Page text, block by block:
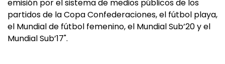
emisión por el sistema de medios públicos de los
partidos de la Copa Confederaciones, el fútbol playa,
el Mundial de fútbol femenino, el Mundial Sub’20 y el
Mundial Sub’17".